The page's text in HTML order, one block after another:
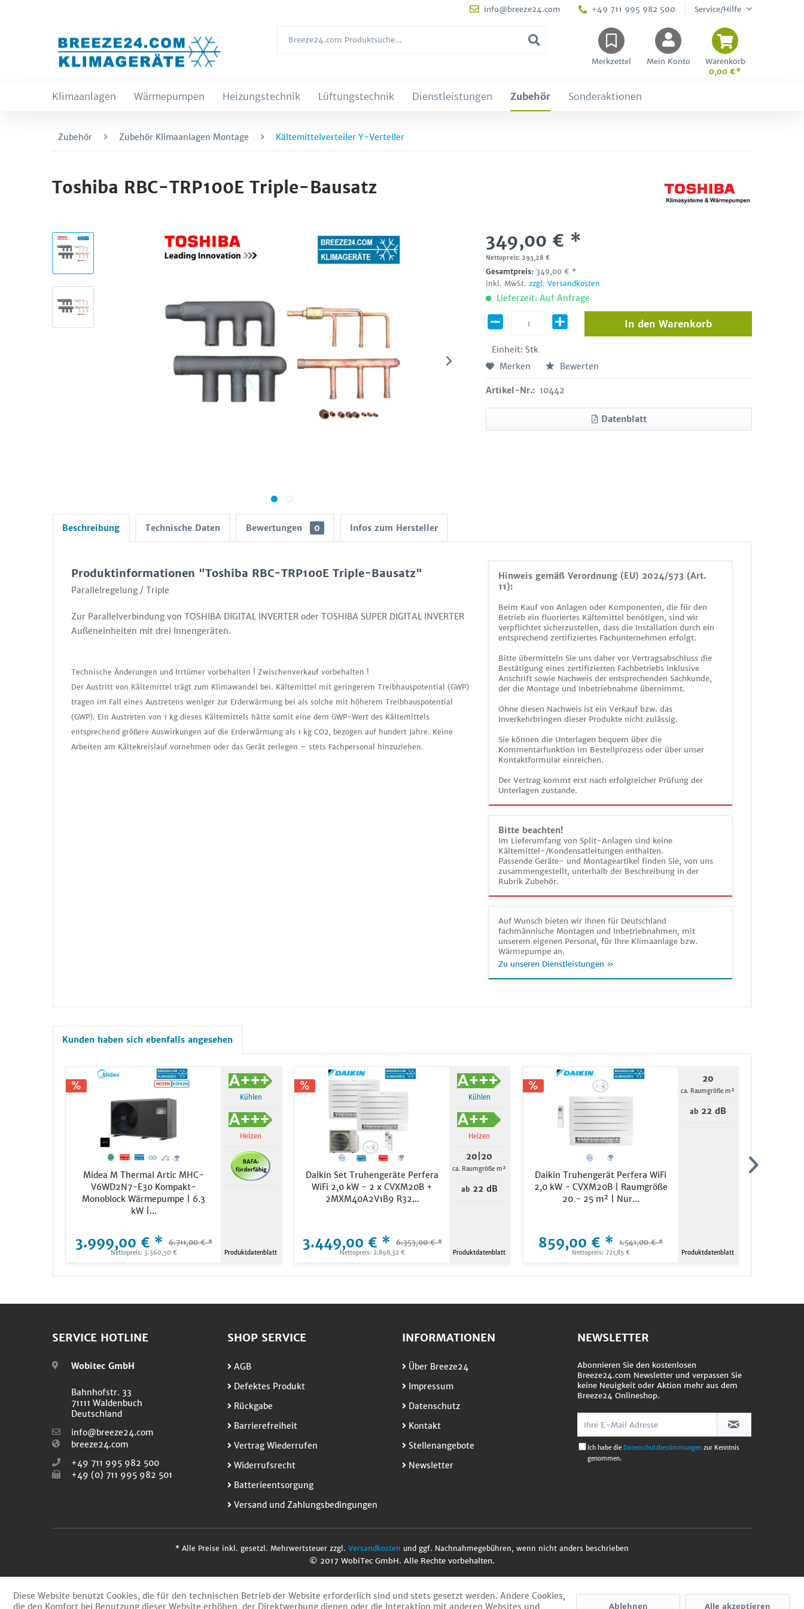
info@breeze24.com +49 711 995 982 500 Service/Hilfe
Merkzettel Mein Konto
Warenkorb
0,00 €*
Klimaanlagen Wärmepumpen Heizungstechnik Lüftungstechnik Dienstleistungen Zubehör Sonderaktionen
Zubehör Zubehör Klimaanlagen Montage Kältemittelverteiler Y-Verteiler
Toshiba RBC-TRP100E Triple-Bausatz
349,00 € *
Nettopreis: 293,28 €
Gesamtpreis: 349,00 € *
inkl. MwSt.zzgl. Versandkosten
Lieferzeit: Auf Anfrage
Einheit: Stk
In den Warenkorb
Merken Bewerten
Artikel-Nr.: 10442
Datenblatt
Beschreibung Technische Daten Bewertungen 0 Infos zum Hersteller
Hinweis gemäß Verordnung (EU) 2024/573 (Art.
11):
Beim Kauf von Anlagen oder Komponenten, die für den
Betrieb ein fluoriertes Kältemittel benötigen, sind wir
verpflichtet sicherzustellen, dass die Installation durch ein
entsprechend zertifiziertes Fachunternehmen erfolgt.
Bitte übermitteln Sie uns daher vor Vertragsabschluss die
Bestätigung eines zertifizierten Fachbetriebs inklusive
Anschrift sowie Nachweis der entsprechenden Sachkunde,
der die Montage und Inbetriebnahme übernimmt.
Ohne diesen Nachweis ist ein Verkauf bzw. das
Inverkehrbringen dieser Produkte nicht zulässig.
Sie können die Unterlagen bequem über die
Kommentarfunktion im Bestellprozess oder über unser
Kontaktformular einreichen.
Der Vertrag kommt erst nach erfolgreicher Prüfung der
Unterlagen zustande.
Bitte beachten!
Im Lieferumfang von Split-Anlagen sind keine
Kältemittel-/Kondensatleitungen enthalten.
Passende Geräte- und Montageartikel finden Sie, von uns
zusammengestellt, unterhalb der Beschreibung in der
Rubrik Zubehör.
Auf Wunsch bieten wir Ihnen für Deutschland
fachmännische Montagen und Inbetriebnahmen, mit
unserem eigenen Personal, für Ihre Klimaanlage bzw.
Wärmepumpe an.
Zu unseren Dienstleistungen »
Produktinformationen "Toshiba RBC-TRP100E Triple-Bausatz"
Parallelregelung / Triple
Zur Parallelverbindung von TOSHIBA DIGITAL INVERTER oder TOSHIBA SUPER DIGITAL INVERTER
Außeneinheiten mit drei Innengeräten.
Technische Änderungen und Irrtümer vorbehalten ! Zwischenverkauf vorbehalten !
Der Austritt von Kältemittel trägt zum Klimawandel bei. Kältemittel mit geringerem Treibhauspotential (GWP)
tragen im Fall eines Austretens weniger zur Erderwärmung bei als solche mit höherem Treibhauspotential
(GWP). Ein Austreten von 1 kg dieses Kältemittels hätte somit eine dem GWP-Wert des Kältemittels
entsprechend größere Auswirkungen auf die Erderwärmung als 1 kg CO2, bezogen auf hundert Jahre. Keine
Arbeiten am Kältekreislauf vornehmen oder das Gerät zerlegen – stets Fachpersonal hinzuziehen.
Kunden haben sich ebenfalls angesehen
Midea M Thermal Artic MHC-
V6WD2N7-E30 Kompakt-
Monoblock Wärmepumpe | 6.3
kW |...
3.999,00 € * 6.711,00 € *
Nettopreis: 3.360,50 €
Kühlen
Heizen
Produktdatenblatt
Daikin Set Truhengeräte Perfera
WiFi 2,0 kW - 2 x CVXM20B +
2MXM40A2V1B9 R32...
3.449,00 € * 6.353,00 € *
Nettopreis: 2.898,32 €
Kühlen
Heizen
20|20
ca. Raumgröße m²
ab22 dB
Produktdatenblatt
Daikin Truhengerät Perfera WiFi
2,0 kW - CVXM20B | Raumgröße
20 - 25 m² | Nur...
859,00 € * 1.541,00 € *
Nettopreis: 721,85 €
20
ca. Raumgröße m²
ab22 dB
Produktdatenblatt
SERVICE HOTLINE
Wobitec GmbH
Bahnhofstr. 33
71111 Waldenbuch
Deutschland
info@breeze24.com
breeze24.com
+49 711 995 982 500
+49 (0) 711 995 982 501
SHOP SERVICE
AGB
Defektes Produkt
Rückgabe
Barrierefreiheit
Vertrag Wiederrufen
Widerrufsrecht
Batterieentsorgung
Versand und Zahlungsbedingungen
INFORMATIONEN
Über Breeze24
Impressum
Datenschutz
Kontakt
Stellenangebote
Newsletter
NEWSLETTER
Abonnieren Sie den kostenlosen
Breeze24.com Newsletter und verpassen Sie
keine Neuigkeit oder Aktion mehr aus dem
Breeze24 Onlineshop.
Ich habe die Datenschutzbestimmungen zur Kenntnis
genommen.
* Alle Preise inkl. gesetzl. Mehrwertsteuer zzgl. Versandkosten und ggf. Nachnahmegebühren, wenn nicht anders beschrieben
© 2017 WobiTec GmbH. Alle Rechte vorbehalten.
Diese Website benutzt Cookies, die für den technischen Betrieb der Website erforderlich sind und stets gesetzt werden. Andere Cookies,
die den Komfort bei Benutzung dieser Website erhöhen, der Direktwerbung dienen oder die Interaktion mit anderen Websites und
Ablehnen Alle akzeptieren